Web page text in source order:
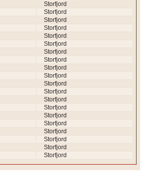
Storfjord
Storfjord
Storfjord
Storfjord
Storfjord
Storfjord
Storfjord
Storfjord
Storfjord
Storfjord
Storfjord
Storfjord
Storfjord
Storfjord
Storfjord
Storfjord
Storfjord
Storfjord
Storfjord
Storfjord